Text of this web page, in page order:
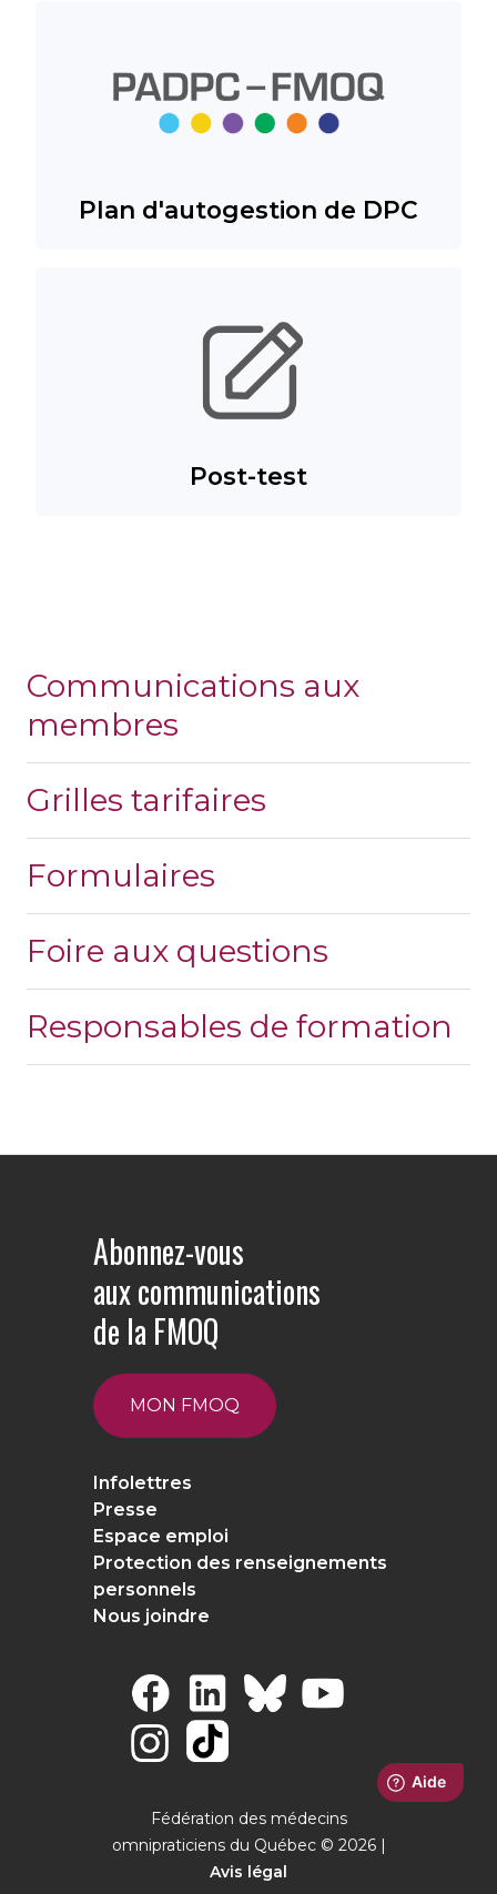
Plan d'autogestion de DPC
Post-test
Communications aux
membres
Grilles tarifaires
Formulaires
Foire aux questions
Responsables de formation
Abonnez-vous
aux communications
de la FMOQ
MON FMOQ
Infolettres
Presse
Espace emploi
Protection des renseignements
personnels
Nous joindre
Fédération des médecins
omnipraticiens du Québec © 2026 |
Avis légal